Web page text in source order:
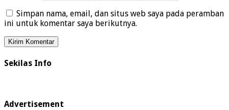
Simpan nama, email, dan situs web saya pada peramban
ini untuk komentar saya berikutnya.
Sekilas Info
Advertisement